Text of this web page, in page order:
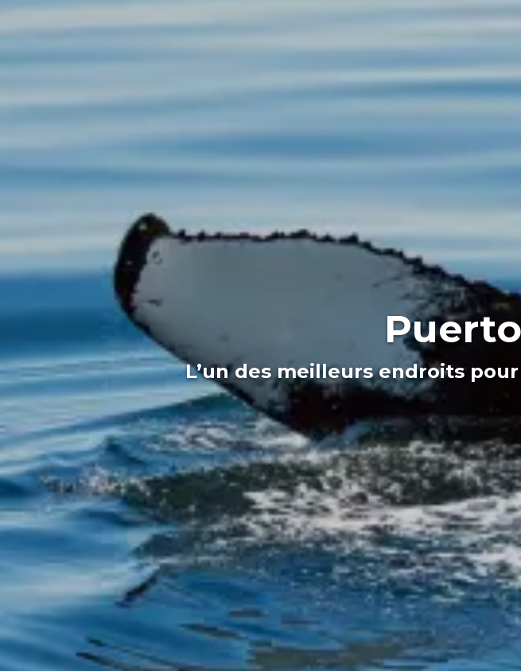
L’un des meilleurs endroits